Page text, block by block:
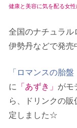
健康と美容に気を配る女
全国のナチュラル
伊勢丹などで発売
「ロマンスの胎
に
「あずき」 がモ
ら、ドリンクの
定しました☆